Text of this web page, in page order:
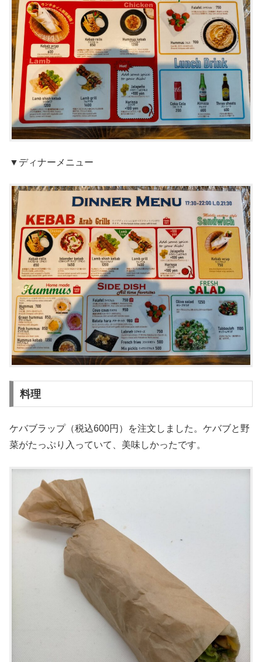
▼ディナーメニュー
料理
ケバブラップ（税込600円）を注文しました。ケバブと野
菜がたっぷり入っていて、美味しかったです。